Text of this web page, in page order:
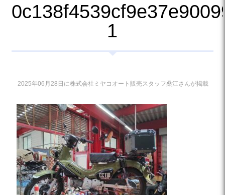
1
2025年06月28日に株式会社ミヤコオート販売スタッフ桑江さんが掲載